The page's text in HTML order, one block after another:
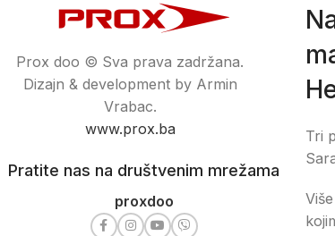
Prox doo © Sva prava zadržana.
Dizajn & development by Armin
Vrabac.
www.prox.ba
Pratite nas na društvenim mrežama
proxdoo
Tri